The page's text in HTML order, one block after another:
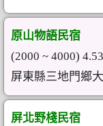
原山物語民宿
(2000 ~ 4000)
屏東縣三地門鄉
屏北野棧民宿